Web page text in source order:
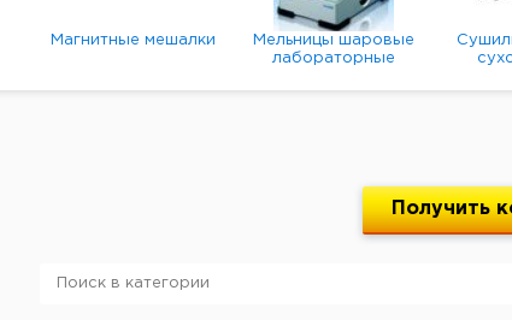
Магнитные мешалки
Мельницы шаровые
лабораторные
Получить